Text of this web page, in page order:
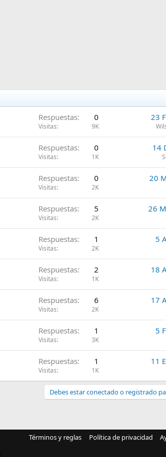
Respuestas 0
Visitas 9K
23
Respuestas 0
Visitas 1K
14
Respuestas 0
Visitas 2K
20
Respuestas 5
Visitas 2K
26
Respuestas 1
Visitas 2K
5
Respuestas 2
Visitas 1K
18
Respuestas 6
Visitas 2K
17
Respuestas 1
Visitas 3K
5
Respuestas 1
Visitas 1K
11
Debes estar conectado o registrado
Términos y reglas Política de privacidad